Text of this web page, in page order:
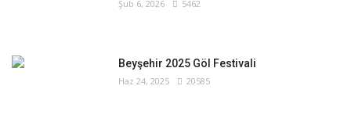
Şub 6, 2026 5462
Beyşehir 2025 Göl Festivali
Haz 24, 2025 20585